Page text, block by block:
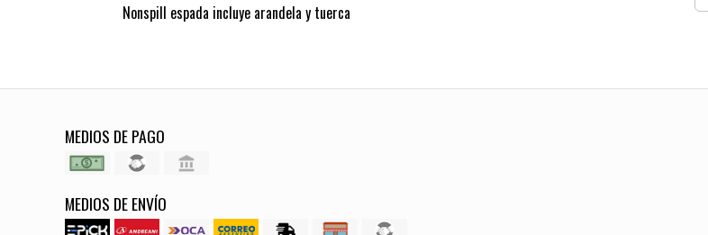
Nonspill espada incluye arandela y tuerca
MEDIOS DE PAGO
MEDIOS DE ENVÍO